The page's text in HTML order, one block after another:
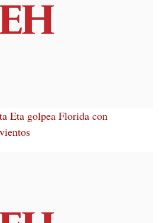
Eta golpea Florida con